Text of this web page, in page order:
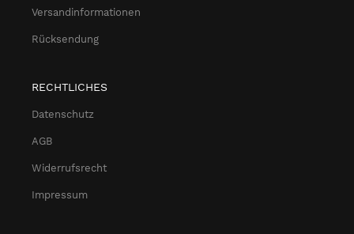
Versandinformationen
Rücksendung
RECHTLICHES
Datenschutz
AGB
Widerrufsrecht
Impressum